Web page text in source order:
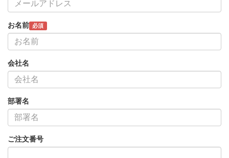
お名前 必須
会社名
部署名
ご注文番号